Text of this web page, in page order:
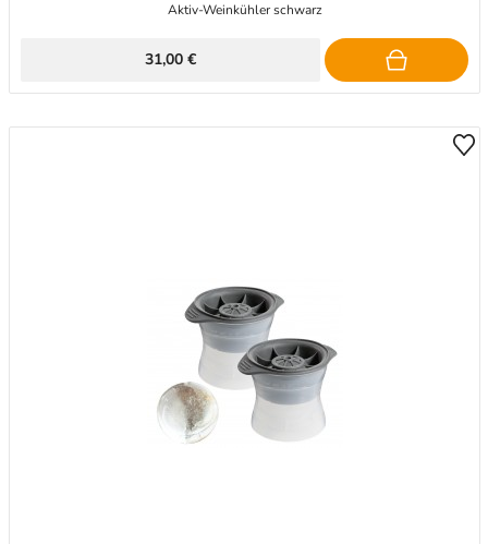
Aktiv-Weinkühler schwarz
31,00 €